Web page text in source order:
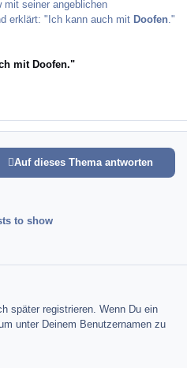
mit seiner angeblichen
erklärt: "Ich kann auch mit Doofen."
mit Doofen."
Auf dieses Thema antworten
to show
später registrieren. Wenn Du ein
unter Deinem Benutzernamen zu